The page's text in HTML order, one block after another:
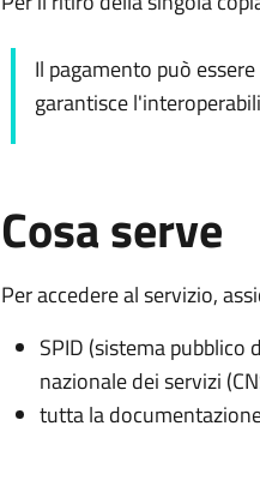
Il pagamento può
garantisce
Cosa serve
Per accedere al servizio,
SPID (sistema pubblico
nazionale dei servizi
tutta la